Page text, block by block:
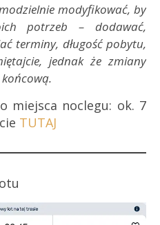
modyfikować, by
potrzeb – dodawać,
terminy, długość pobytu,
jednak że zmiany
miejsca noclegu: ok. 7
TUTAJ